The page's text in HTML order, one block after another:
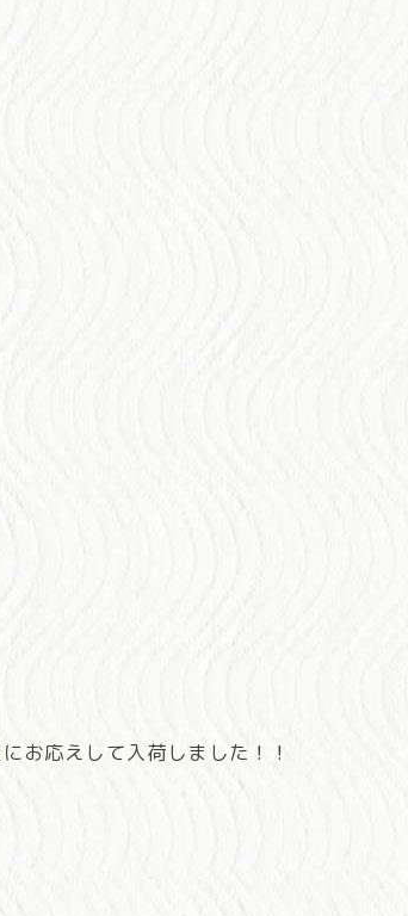
お応えして入荷しました！！